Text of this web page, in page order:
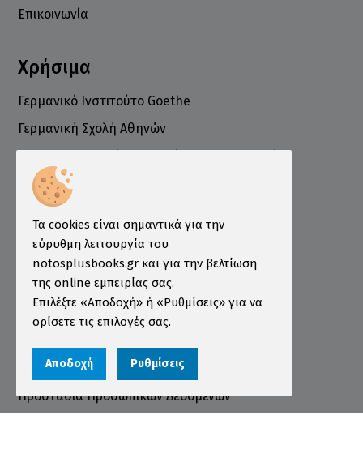
Επικοινωνία
Χρήσιμα
Γερμανικό Ινστιτούτο Goethe
Γερμανική Σχολή Αθηνών
Επιμελητήριο
Ινστιτούτο ÖSD Ελλάδας
Πληροφορίες
Τρόποι Παραγγελίας
Τρόποι Πληρωμής
Τρόποι Αποστολής
Όροι χρήσης
Προστασία Προσωπικών Δεδομένων
Τα cookies είναι σημαντικά για την
εύρυθμη λειτουργία του
notosplusbooks.gr και για την βελτίωση
της online εμπειρίας σας.
Επιλέξτε «Αποδοχή» ή «Ρυθμίσεις» για να
ορίσετε τις επιλογές σας.
Αποδοχή Ρυθμίσεις